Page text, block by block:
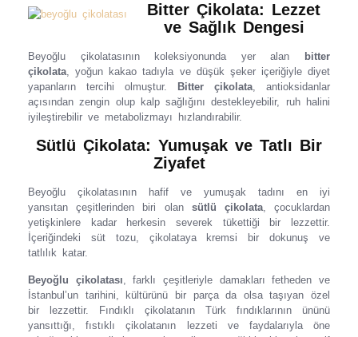
Bitter Çikolata: Lezzet
ve Sağlık Dengesi
Beyoğlu çikolatasının koleksiyonunda yer alan
bitter
çikolata, yoğun kakao tadıyla ve düşük şeker içeriğiyle diyet
yapanların tercihi olmuştur.
Bitter çikolata, antioksidanlar
açısından zengin olup kalp sağlığını destekleyebilir, ruh halini
iyileştirebilir ve metabolizmayı hızlandırabilir.
Sütlü Çikolata: Yumuşak ve Tatlı Bir
Ziyafet
Beyoğlu çikolatasının hafif ve yumuşak tadını en iyi
yansıtan çeşitlerinden biri olan sütlü çikolata, çocuklardan
yetişkinlere kadar herkesin severek tükettiği bir lezzettir.
İçeriğindeki süt tozu, çikolataya kremsi bir dokunuş ve
tatlılık katar.
Beyoğlu çikolatası, farklı çeşitleriyle damakları fetheden ve
İstanbul’un tarihini, kültürünü bir parça da olsa taşıyan özel
bir lezzettir. Fındıklı çikolatanın Türk fındıklarının ününü
yansıttığı, fıstıklı çikolatanın lezzeti ve faydalarıyla öne